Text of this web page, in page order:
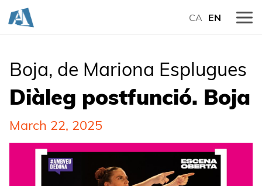
CA EN
Boja, de Mariona Esplugues
Diàleg postfunció. Boja
March 22, 2025